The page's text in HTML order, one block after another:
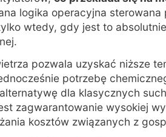
logika operacyjna sterowana
wtedy, gdy jest to
.
pozwala uzyskać niższe
potrzebę
dla klasycznych
zagwarantowanie wysokiej
kosztów związanych z